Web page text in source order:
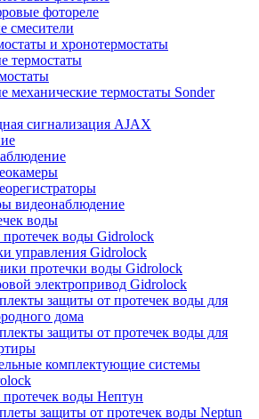
фотореле
смесители
и хронотермостаты
термостаты
механические термостаты Sonder
сигнализация AJAX
видеонаблюдение
воды
протечек воды Gidrolock
управления Gidrolock
протечки воды Gidrolock
электропривод Gidrolock
защиты от протечек воды для
дома
защиты от протечек воды для
комплектующие системы
протечек воды Нептун
защиты от протечек воды Neptun